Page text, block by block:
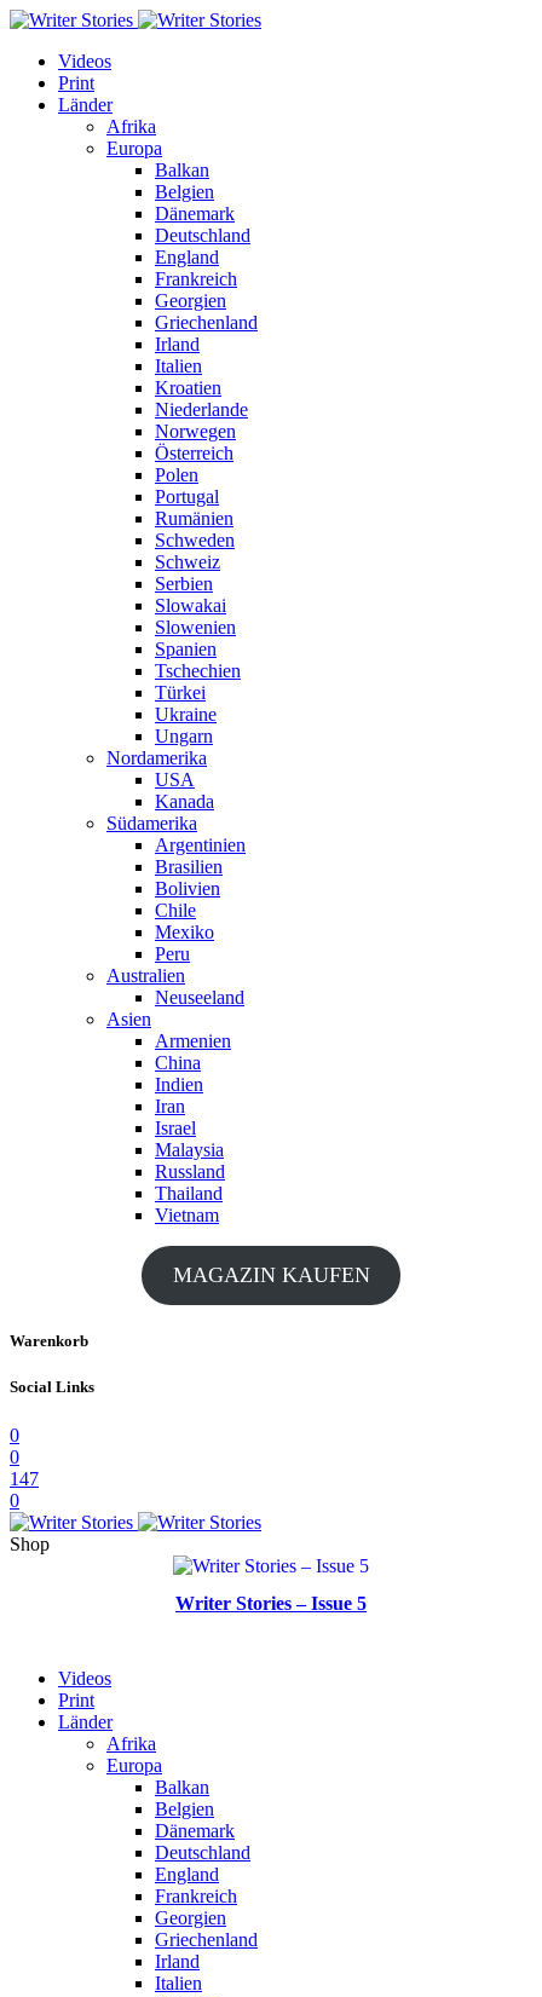
Videos
Print
Länder
Afrika
Europa
Balkan
Belgien
Dänemark
Deutschland
England
Frankreich
Georgien
Griechenland
Irland
Italien
Kroatien
Niederlande
Norwegen
Österreich
Polen
Portugal
Rumänien
Schweden
Schweiz
Serbien
Slowakai
Slowenien
Spanien
Tschechien
Türkei
Ukraine
Ungarn
Nordamerika
USA
Kanada
Südamerika
Argentinien
Brasilien
Bolivien
Chile
Mexiko
Peru
Australien
Neuseeland
Asien
Armenien
China
Indien
Iran
Israel
Malaysia
Russland
Thailand
Vietnam
MAGAZIN KAUFEN
Warenkorb
Social Links
0
0
147
0
Shop
Writer Stories – Issue 5
Videos
Print
Länder
Afrika
Europa
Balkan
Belgien
Dänemark
Deutschland
England
Frankreich
Georgien
Griechenland
Irland
Italien